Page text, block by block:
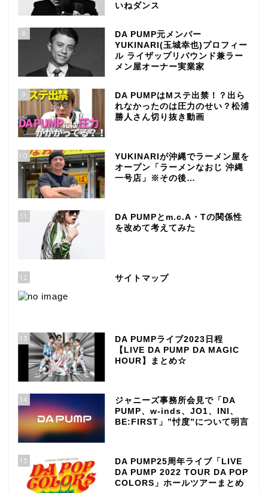
いねダンス
8
DA PUMP元メンバー
YUKINARI(玉城幸也)プロフィー
ル ライザップリバウンド兼ラー
メン屋オーナー実業家
9
DA PUMPはMステ出禁！？出ら
れなかったのは圧力のせい？松浦
勝人さん切り抜き動画
10
YUKINARIが沖縄でラーメン屋を
オープン「ラーメンなおじ 沖縄
一号店」※その後…
11
DA PUMPとm.c.A・Tの関係性
を改めて考えてみた
12 サイトマップ
13
DA PUMPライブ2023日程
【LIVE DA PUMP DA MAGIC
HOUR】まとめ☆
14
ジャニーズ事務所会見で「DA
PUMP、w-inds、JO1、INI、
BE:FIRST」”忖度”について明言
15
DA PUMP25周年ライブ「LIVE
DA PUMP 2022 TOUR DA POP
COLORS」ホールツアーまとめ